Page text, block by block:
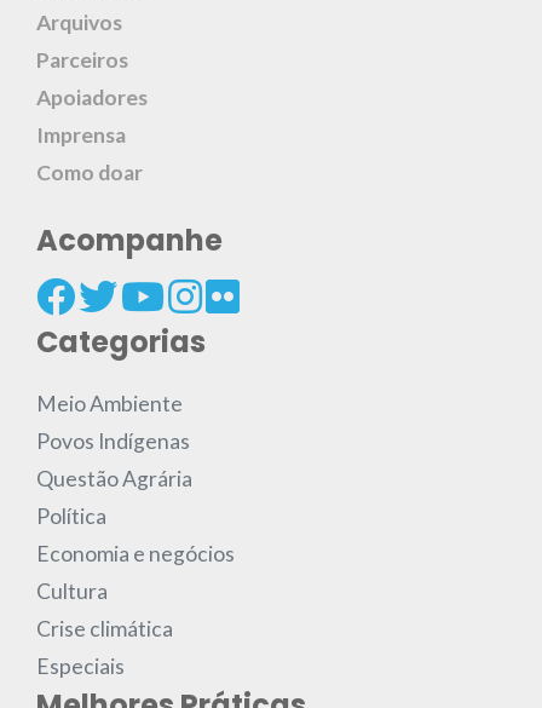
Arquivos
Parceiros
Apoiadores
Imprensa
Como doar
Acompanhe
Categorias
Meio Ambiente
Povos Indígenas
Questão Agrária
Política
Economia e negócios
Cultura
Crise climática
Especiais